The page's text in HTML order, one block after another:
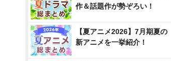
作＆話題作が勢ぞろい！
【夏アニメ2026】7月期夏の
新アニメを一挙紹介！